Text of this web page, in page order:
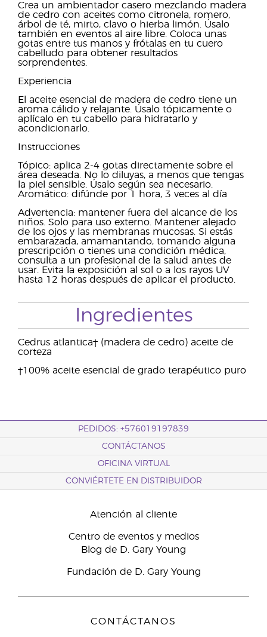
Crea un ambientador casero mezclando madera
de cedro con aceites como citronela, romero,
árbol de té, mirto, clavo o hierba limón. Úsalo
también en eventos al aire libre. Coloca unas
gotas entre tus manos y frótalas en tu cuero
cabelludo para obtener resultados
sorprendentes.
Experiencia
El aceite esencial de madera de cedro tiene un
aroma cálido y relajante. Úsalo tópicamente o
aplícalo en tu cabello para hidratarlo y
acondicionarlo.
Instrucciones
Tópico: aplica 2-4 gotas directamente sobre el
área deseada. No lo diluyas, a menos que tengas
la piel sensible. Úsalo según sea necesario.
Aromático: difúnde por 1 hora, 3 veces al día
Advertencia: mantener fuera del alcance de los
niños. Solo para uso externo. Mantener alejado
de los ojos y las membranas mucosas. Si estás
embarazada, amamantando, tomando alguna
prescripción o tienes una condición médica,
consulta a un profesional de la salud antes de
usar. Evita la exposición al sol o a los rayos UV
hasta 12 horas después de aplicar el producto.
Ingredientes
Cedrus atlantica† (madera de cedro) aceite de
corteza
†100% aceite esencial de grado terapéutico puro
PEDIDOS: +576019197839
CONTÁCTANOS
OFICINA VIRTUAL
CONVIÉRTETE EN DISTRIBUIDOR
Atención al cliente
Centro de eventos y medios
Blog de D. Gary Young
Fundación de D. Gary Young
CONTÁCTANOS